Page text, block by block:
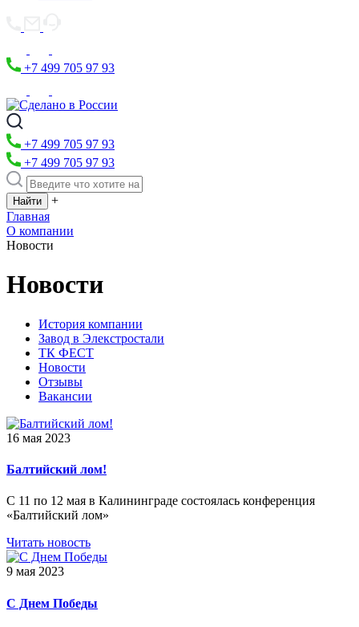
+7 499 705 97 93
+7 499 705 97 93
+7 499 705 97 93
+
Главная
О компании
Новости
Новости
История компании
Завод в Элекстростали
ТК ФЕСТ
Новости
Отзывы
Вакансии
16 мая 2023
Балтийский лом!
С 11 по 12 мая в Калининграде состоялась конференция
«Балтийский лом»
Читать новость
9 мая 2023
С Днем Победы